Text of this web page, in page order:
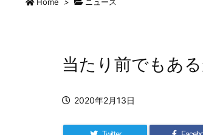
当たり前でもあ
2020年2月13日